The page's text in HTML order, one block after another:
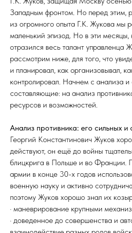
Западным фронтом. Но перед этим,
из огромного опыта Г.К. Жукова мы
маленький эпизод. Но в эти месяцы,
отразился весь талант управленца
рассмотрим ниже, для того, что
и планировал, как организовывал,
контролировал. Начнем с анализа
составляющие: на анализ
ресурсов и возможностей.
Анализ противника: его сильных и
Георгий Константинович Жуков
действуют, он ещё до войны
блицкрига в Польше и во Франции.
армии в конце 30-х годов
военную науку и активно
поэтому Жуков хорошо знал их
· маневрирование крупными
· доведенное до совершенства и